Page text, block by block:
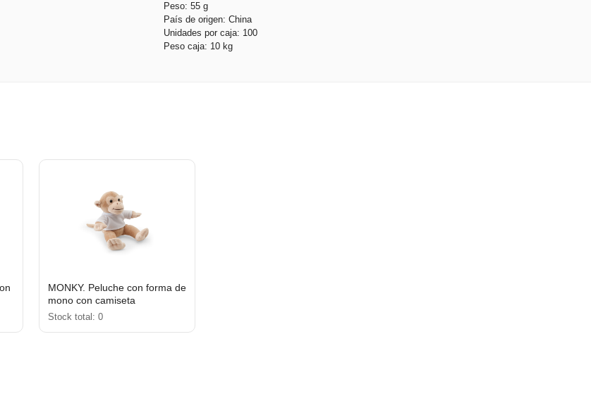
Peso: 55 g
País de origen: China
Unidades por caja: 100
Peso caja: 10 kg
MONKY. Peluche con forma de
mono con camiseta
Stock total: 0